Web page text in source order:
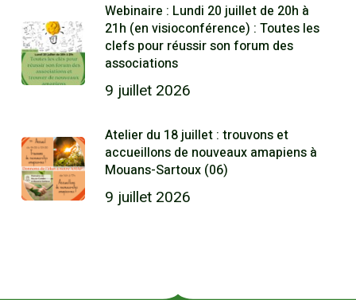
Webinaire : Lundi 20 juillet de 20h à
21h (en visioconférence) : Toutes les
clefs pour réussir son forum des
associations
9 juillet 2026
Atelier du 18 juillet : trouvons et
accueillons de nouveaux amapiens à
Mouans-Sartoux (06)
9 juillet 2026